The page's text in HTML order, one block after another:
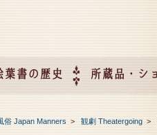
葉書の歴史 所蔵品・シ
俗 Japan Manners > 観劇 Theatergoing >